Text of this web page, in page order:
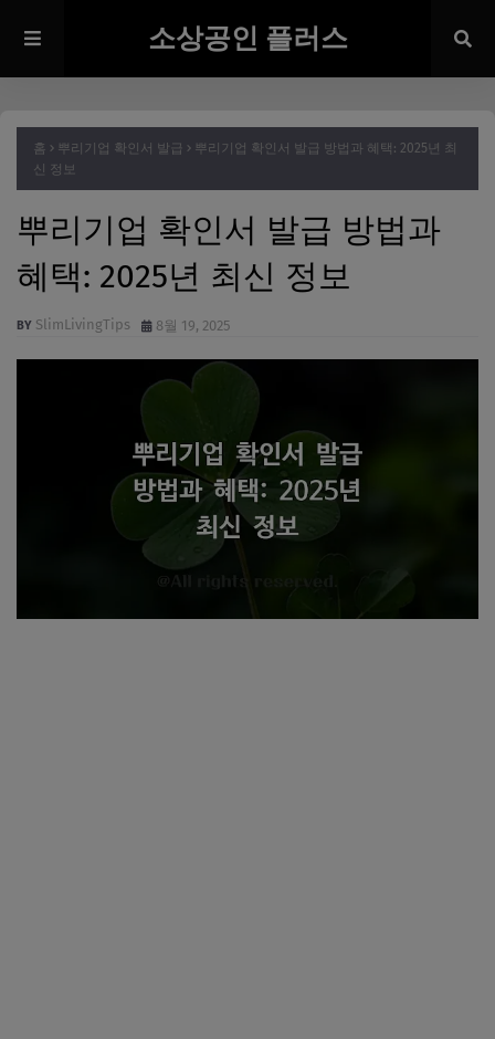
소상공인 플러스
홈 뿌리기업 확인서 발급
뿌리기업 확인서 발급 방법과 혜택: 2025년 최
신 정보
뿌리기업 확인서 발급 방법과
혜택: 2025년 최신 정보
SlimLivingTips 8월 19, 2025